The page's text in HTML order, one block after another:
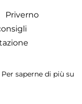
Priverno
Per saperne di più su